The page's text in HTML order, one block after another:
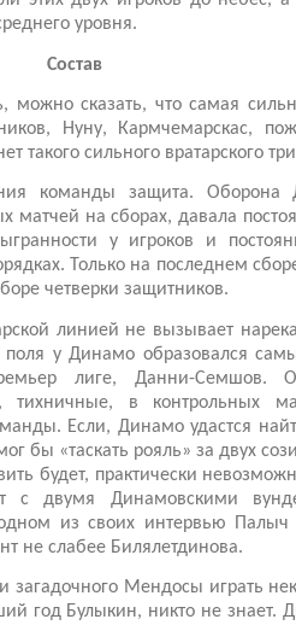
уровня.
Состав
можно сказать, что самая
Нуну, Кармчемарскас,
такого сильного вратарского
команды защита. Оборона
матчей на сборах, давала
у игроков и
Только на последнем
четверки защитников.
линией не вызывает
у Динамо образовался
лиге, Данни-Семшов.
тихничные, в контрольных
Если, Динамо удастся
бы «таскать рояль» за двух
будет, практически
с двумя Динамовскими
из своих интервью Палыч
не слабее Билялетдинова.
загадочного Мендосы играть
год Булыкин, никто не знает.